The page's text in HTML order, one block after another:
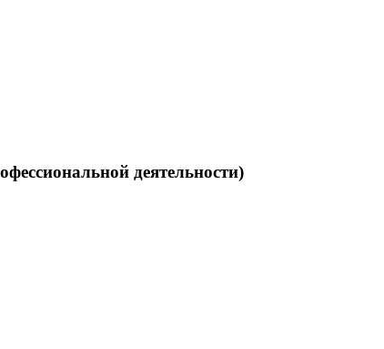
деятельности)